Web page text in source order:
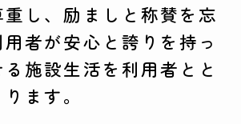
し、励ましと称賛を忘
者が安心と誇りを持っ
施設生活を利用者とと
ます。